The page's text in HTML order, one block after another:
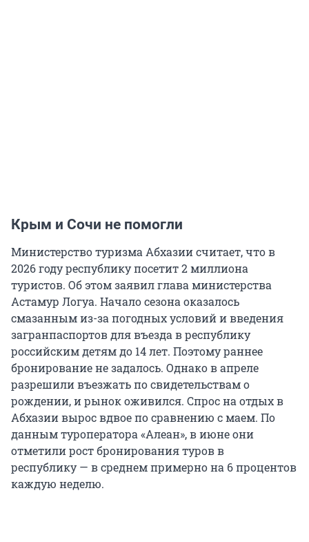
Крым и Сочи не помогли
Министерство туризма Абхазии считает, что в
2026 году республику посетит 2 миллиона
туристов. Об этом заявил глава министерства
Астамур Логуа. Начало сезона оказалось
смазанным из-за погодных условий и введения
загранпаспортов для въезда в республику
российским детям до 14 лет. Поэтому раннее
бронирование не задалось. Однако в апреле
разрешили въезжать по свидетельствам о
рождении, и рынок оживился. Спрос на отдых в
Абхазии вырос вдвое по сравнению с маем. По
данным туроператора «Алеан», в июне они
отметили рост бронирования туров в
республику — в среднем примерно на 6 процентов
каждую неделю.